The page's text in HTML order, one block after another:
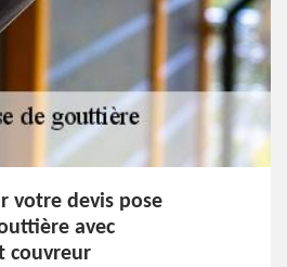
votre devis pose
avec
couvreur